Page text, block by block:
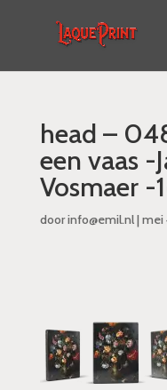
head –
een vaas -
Vosmaer -
doorinfo@emil.nl| mei